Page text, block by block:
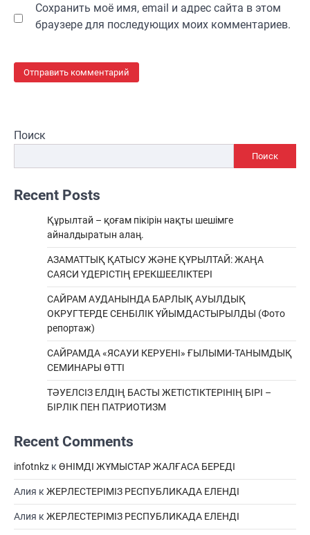
Сохранить моё имя, email и адрес сайта в этом
браузере для последующих моих комментариев.
Поиск
Поиск
Recent Posts
Құрылтай – қоғам пікірін нақты шешімге
айналдыратын алаң.
АЗАМАТТЫҚ ҚАТЫСУ ЖӘНЕ ҚҰРЫЛТАЙ: ЖАҢА
САЯСИ ҮДЕРІСТІҢ ЕРЕКШEЕЛІКТЕРІ
САЙРАМ АУДАНЫНДА БАРЛЫҚ АУЫЛДЫҚ
ОКРУГТЕРДЕ СЕНБІЛІК ҰЙЫМДАСТЫРЫЛДЫ (Фото
репортаж)
САЙРАМДА «ЯСАУИ КЕРУЕНІ» ҒЫЛЫМИ-ТАНЫМДЫҚ
СЕМИНАРЫ ӨТТІ
ТӘУЕЛСІЗ ЕЛДІҢ БАСТЫ ЖЕТІСТІКТЕРІНІҢ БІРІ –
БІРЛІК ПЕН ПАТРИОТИЗМ
Recent Comments
infotnkz к ӨНІМДІ ЖҰМЫСТАР ЖАЛҒАСА БЕРЕДІ
Алия к ЖЕРЛЕСТЕРІМІЗ РЕСПУБЛИКАДА ЕЛЕНДІ
Алия к ЖЕРЛЕСТЕРІМІЗ РЕСПУБЛИКАДА ЕЛЕНДІ